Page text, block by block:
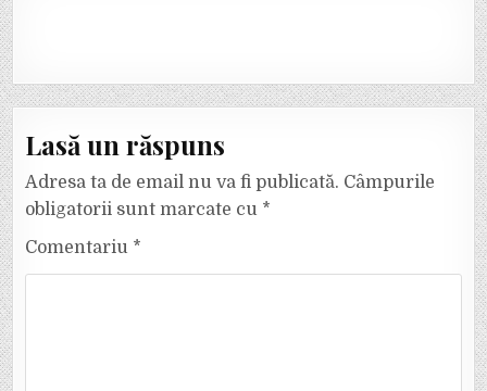
Lasă un răspuns
Adresa ta de email nu va fi publicată. Câmpurile
obligatorii sunt marcate cu *
Comentariu *